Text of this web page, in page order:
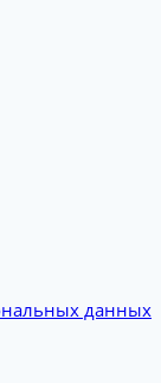
данных